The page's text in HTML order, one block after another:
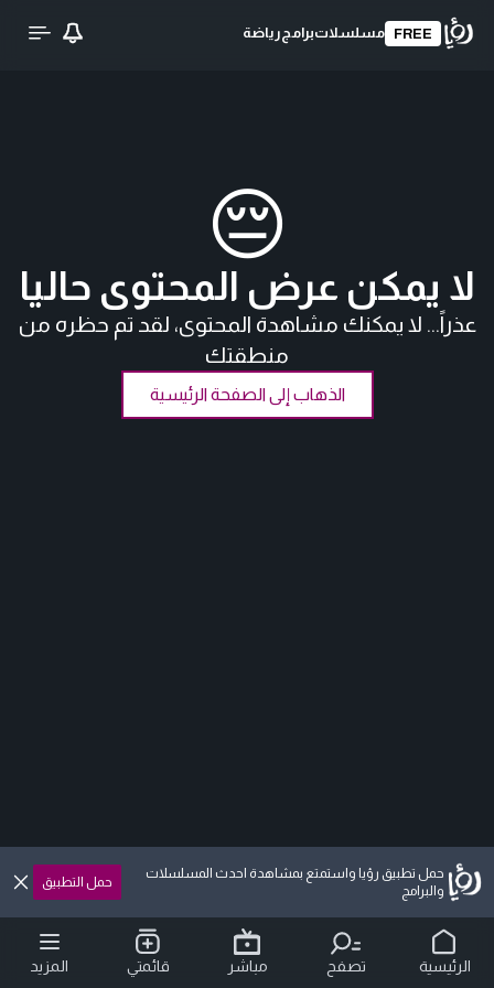
FREE مسلسلاتبرامج رياضة
😔
لا يمكن عرض المحتوى حاليا
عذراً... لا يمكنك مشاهدة المحتوى، لقد تم حظره من
منطقتك
الذهاب إلى الصفحة الرئيسية
حمل تطبيق رؤيا واستمتع بمشاهدة احدث المسلسلات
والبرامج
حمل التطبيق
الرئيسية تصفح مباشر قائمتي المزيد